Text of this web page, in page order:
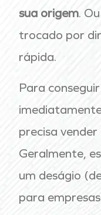
sua origem.
trocado por
rápida.
Para
precisa
Geralmente,
um deságio
para